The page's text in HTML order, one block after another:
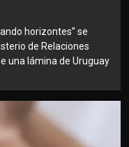
horizontes” se
de Relaciones
una lámina de Uruguay